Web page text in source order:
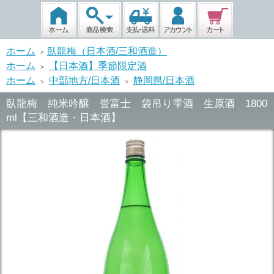
ホーム >
臥龍梅（日本酒/三和酒造）
ホーム
>
【日本酒】季節限定酒
ホーム
> 中部地方/日本酒 > 静岡県/日本酒
臥龍梅 純米吟醸 誉富士 袋吊り雫酒 生原酒 1800
ml【三和酒造・日本酒】